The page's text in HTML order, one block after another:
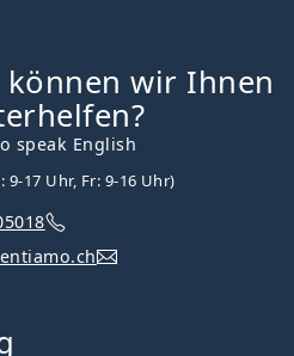
können wir Ihnen
speak English
9-17 Uhr, Fr: 9-16 Uhr)